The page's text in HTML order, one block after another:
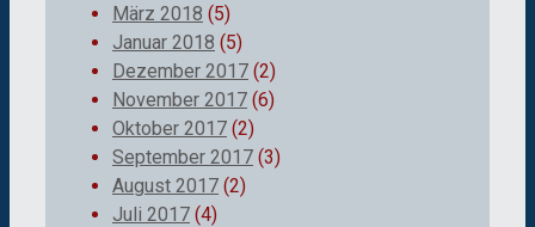
März 2018 (5)
Januar 2018 (5)
Dezember 2017 (2)
November 2017 (6)
Oktober 2017 (2)
September 2017 (3)
August 2017 (2)
Juli 2017 (4)